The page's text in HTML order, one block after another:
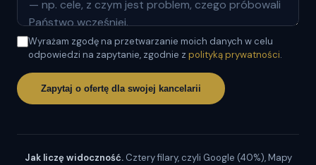
Wyrażam zgodę na przetwarzanie moich danych w celu
odpowiedzi na zapytanie, zgodnie z polityką prywatności.
Zapytaj o ofertę dla swojej kancelarii
Jak liczę widoczność.Cztery filary, czyli Google (40%), Mapy